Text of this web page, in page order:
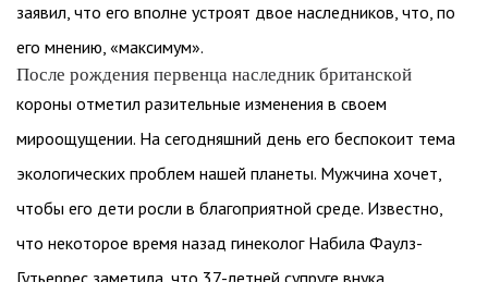
заявил, что его вполне устроят двое наследников, что, по
его мнению, «максимум».
После рождения первенца наследник британской
короны отметил разительные изменения в своем
мироощущении. На сегодняшний день его беспокоит тема
экологических проблем нашей планеты. Мужчина хочет,
чтобы его дети росли в благоприятной среде. Известно,
что некоторое время назад гинеколог Набила Фаулз-
Гутьеррес заметила, что 37-летней супруге внука